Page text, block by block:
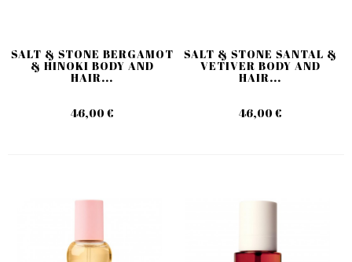
SALT & STONE BERGAMOT
& HINOKI BODY AND
HAIR...
46,00 €
SALT & STONE SANTAL &
VETIVER BODY AND
HAIR...
46,00 €